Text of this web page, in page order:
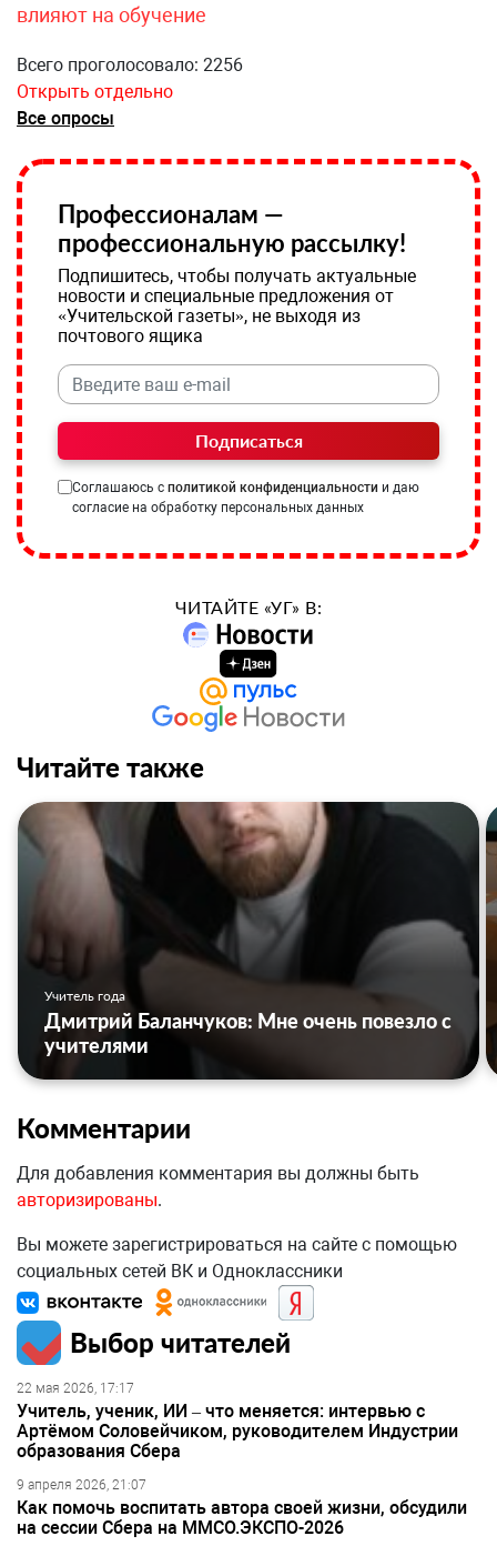
влияют на обучение
Всего проголосовало: 2256
Открыть отдельно
Все опросы
Профессионалам —
профессиональную рассылку!
Подпишитесь, чтобы получать актуальные
новости и специальные предложения от
«Учительской газеты», не выходя из
почтового ящика
Подписаться
Соглашаюсь с политикой конфиденциальности и даю
согласие на обработку персональных данных
ЧИТАЙТЕ «УГ» В:
Читайте также
Учитель года
Дмитрий Баланчуков: Мне очень повезло с
учителями
Комментарии
Для добавления комментария вы должны быть
авторизированы.
Вы можете зарегистрироваться на сайте с помощью
социальных сетей ВК и Одноклассники
Выбор читателей
22 мая 2026, 17:17
Учитель, ученик, ИИ – что меняется: интервью с
Артёмом Соловейчиком, руководителем Индустрии
образования Сбера
9 апреля 2026, 21:07
Как помочь воспитать автора своей жизни, обсудили
на сессии Сбера на ММСО.ЭКСПО-2026